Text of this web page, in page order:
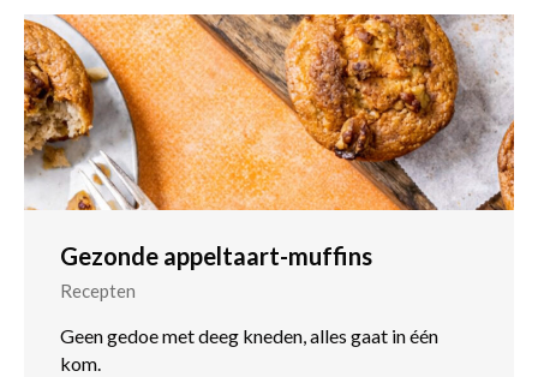
Gezonde appeltaart-muffins
Recepten
Geen gedoe met deeg kneden, alles gaat in één
kom.